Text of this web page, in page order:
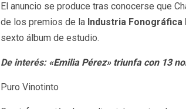
El anuncio se produce tras conocerse que
de los premios de laIndustria Fonográfica
sexto álbum de estudio.
De interés: «Emilia Pérez» triunfa con 13
Puro Vinotinto